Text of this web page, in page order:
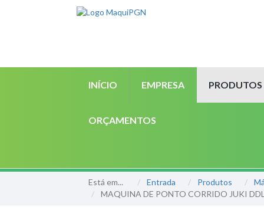
INÍCIO EMPRESA PRODUTOS
ORÇAMENTOS
Está em... Entrada Produtos
MAQUINA DE PONTO CORRIDO JUKI